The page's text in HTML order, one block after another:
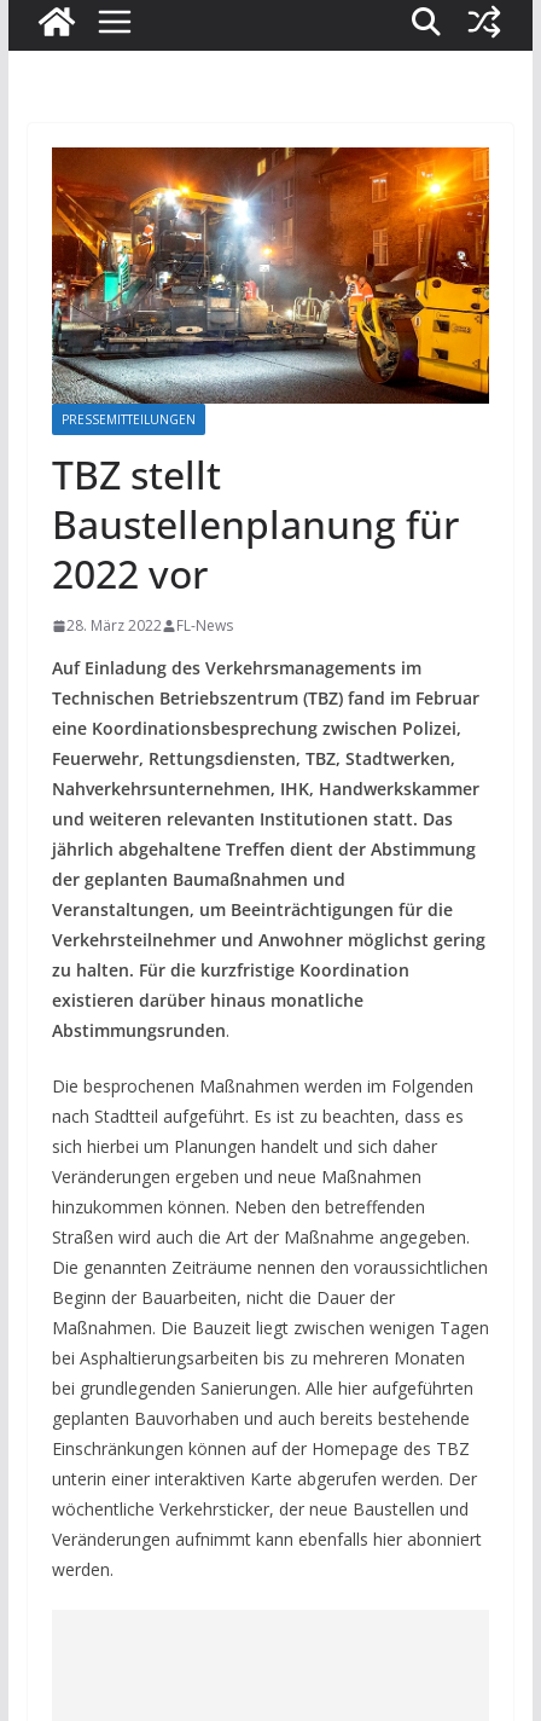
PRESSEMITTEILUNGEN
TBZ stellt
Baustellenplanung für
2022 vor
28. März 2022 FL-News
Auf Einladung des Verkehrsmanagements im
Technischen Betriebszentrum (TBZ) fand im Februar
eine Koordinationsbesprechung zwischen Polizei,
Feuerwehr, Rettungsdiensten, TBZ, Stadtwerken,
Nahverkehrsunternehmen, IHK, Handwerkskammer
und weiteren relevanten Institutionen statt. Das
jährlich abgehaltene Treffen dient der Abstimmung
der geplanten Baumaßnahmen und
Veranstaltungen, um Beeinträchtigungen für die
Verkehrsteilnehmer und Anwohner möglichst gering
zu halten. Für die kurzfristige Koordination
existieren darüber hinaus monatliche
Abstimmungsrunden.
Die besprochenen Maßnahmen werden im Folgenden
nach Stadtteil aufgeführt. Es ist zu beachten, dass es
sich hierbei um Planungen handelt und sich daher
Veränderungen ergeben und neue Maßnahmen
hinzukommen können. Neben den betreffenden
Straßen wird auch die Art der Maßnahme angegeben.
Die genannten Zeiträume nennen den voraussichtlichen
Beginn der Bauarbeiten, nicht die Dauer der
Maßnahmen. Die Bauzeit liegt zwischen wenigen Tagen
bei Asphaltierungsarbeiten bis zu mehreren Monaten
bei grundlegenden Sanierungen. Alle hier aufgeführten
geplanten Bauvorhaben und auch bereits bestehende
Einschränkungen können auf der Homepage des TBZ
unterin einer interaktiven Karte abgerufen werden. Der
wöchentliche Verkehrsticker, der neue Baustellen und
Veränderungen aufnimmt kann ebenfalls hier abonniert
werden.